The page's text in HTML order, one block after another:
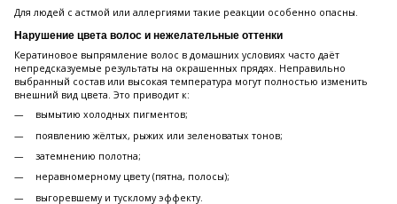
Для людей с астмой или аллергиями такие реакции особенно опасны.
Нарушение цвета волос и нежелательные оттенки
Кератиновое выпрямление волос в домашних условиях часто даёт
непредсказуемые результаты на окрашенных прядях. Неправильно
выбранный состав или высокая температура могут полностью изменить
внешний вид цвета. Это приводит к:
вымытию холодных пигментов;
появлению жёлтых, рыжих или зеленоватых тонов;
затемнению полотна;
неравномерному цвету (пятна, полосы);
выгоревшему и тусклому эффекту.